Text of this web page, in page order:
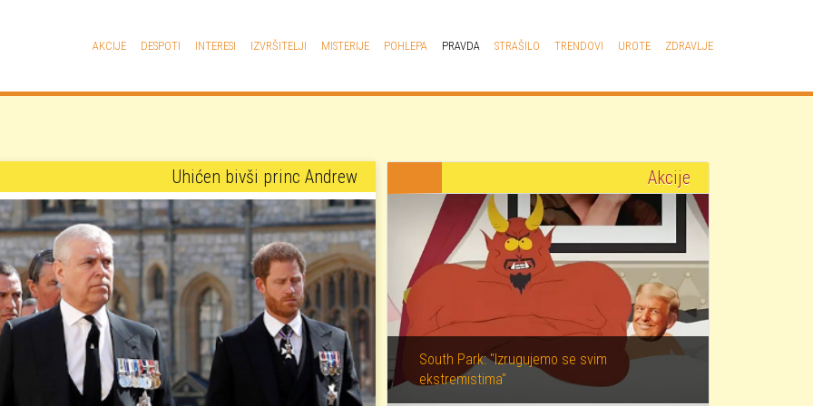
Glavna navigacija
AKCIJE DESPOTI INTERESI IZVRŠITELJI MISTERIJE POHLEPA PRAVDA STRAŠILO TRENDOVI UROTE ZDRAVLJE
Uhićen bivši princ Andrew Akcije
South Park: "Izrugujemo se svim
ekstremistima"